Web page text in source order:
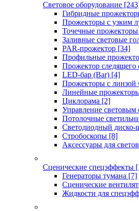
Световое оборудование
Гибридные
Прожекторы с узким
Точечные прожекторы
Заливные световые
PAR-прожектор [34]
Профильные
Прожектор следящего
LED-бар (Bar) [4]
Прожекторы с линзой
Линейные
Циклорама [2]
Управление световым
Потолочные
Светодиодный диско-
Стробоскопы [8]
Аксессуары для
Сценические спецэффекты
Генераторы тумана [7]
Сценические
Жидкости для